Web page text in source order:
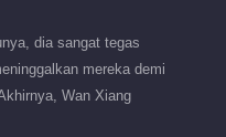
华试探张婶的口风
dia sangat tegas
mereka demi
Wan Xiang